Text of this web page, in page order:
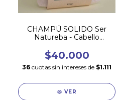
CHAMPÚ SOLIDO Ser
Natureba - Cabello
$40.000
36 cuotas sin intereses de $1.111
VER